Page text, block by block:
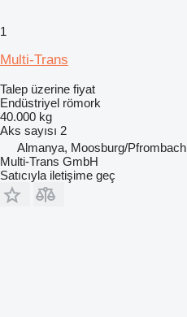
1
Multi-Trans
Talep üzerine fiyat
Endüstriyel römork
40.000 kg
Aks sayısı 2
Almanya, Moosburg/Pfrombach
Multi-Trans GmbH
Satıcıyla iletişime geç